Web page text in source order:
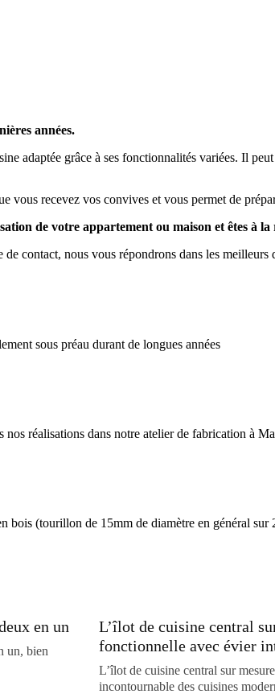
années.
adaptée grâce à ses fonctionnalités variées. Il
vous recevez vos convives et vous permet de
de votre appartement ou maison et êtes à
contact, nous vous répondrons dans les meilleurs
sous préau durant de longues années
réalisations dans notre atelier de fabrication à
bois (tourillon de 15mm de diamètre en général
en un
un, bien
L’îlot de cuisine central
fonctionnelle avec évier
L’îlot de cuisine central sur
incontournable des cuisines